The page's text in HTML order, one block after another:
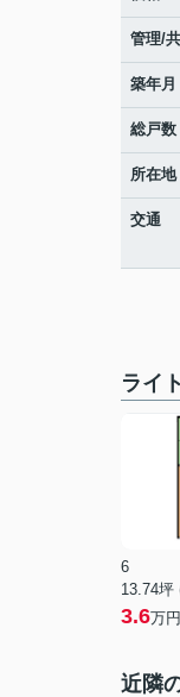
管理/
築年月
総戸数
所在地
交通
ライ
6
13.74坪
3.6万
近隣